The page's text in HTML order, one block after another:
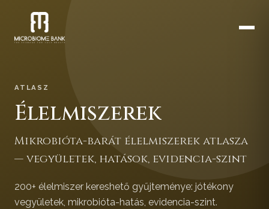
ATLASZ
Élelmiszerek
Mikrobióta-barát élelmiszerek atlasza
— vegyületek, hatások, evidencia-szint
200+ élelmiszer kereshető gyűjteménye: jótékony
vegyületek, mikrobióta-hatás, evidencia-szint.